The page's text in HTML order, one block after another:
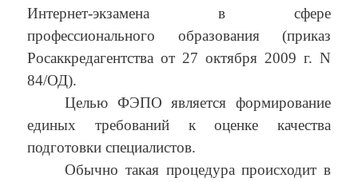
Интернет-экзамена в сфере
профессионального образования (приказ
Росаккредагентства от 27 октября 2009 г. N
84/ОД).
Целью ФЭПО является формирование
единых требований к оценке качества
подготовки специалистов.
Обычно такая процедура происходит в